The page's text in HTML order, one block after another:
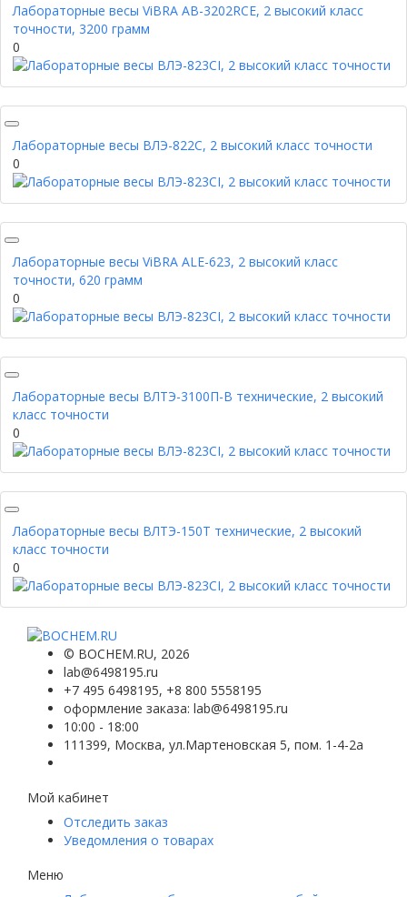
Лабораторные весы ViBRA AB-3202RCE, 2 высокий класс
точности, 3200 грамм
0
Лабораторные весы ВЛЭ-822С, 2 высокий класс точности
0
Лабораторные весы ViBRA ALE-623, 2 высокий класс
точности, 620 грамм
0
Лабораторные весы ВЛТЭ-3100П-В технические, 2 высокий
класс точности
0
Лабораторные весы ВЛТЭ-150Т технические, 2 высокий
класс точности
0
© BOCHEM.RU, 2026
lab@6498195.ru
+7 495 6498195, +8 800 5558195
оформление заказа: lab@6498195.ru
10:00 - 18:00
111399, Москва, ул.Мартеновская 5, пом. 1-4-2а
Мой кабинет
Отследить заказ
Уведомления о товарах
Меню